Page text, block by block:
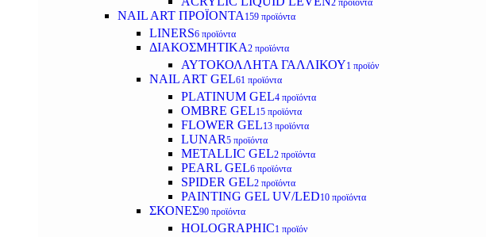
2 προϊόντα
NAIL ART ΠΡΟΪΟΝΤΑ 159 προϊόντα
LINERS6 προϊόντα
ΔΙΑΚΟΣΜΗΤΙΚΑ2 προϊόντα
ΑΥΤΟΚΟΛΛΗΤΑ ΓΑΛΛΙΚΟΥ1 προϊόν
NAIL ART GEL61 προϊόντα
PLATINUM GEL4 προϊόντα
OMBRE GEL15 προϊόντα
FLOWER GEL13 προϊόντα
LUNAR5 προϊόντα
METALLIC GEL2 προϊόντα
PEARL GEL6 προϊόντα
SPIDER GEL2 προϊόντα
PAINTING GEL UV/LED10 προϊόντα
ΣΚΟΝΕΣ90 προϊόντα
HOLOGRAPHIC1 προϊόν